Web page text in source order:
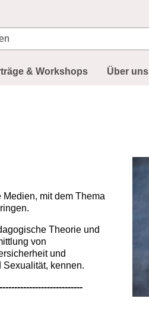
& Workshops Über uns
mit dem Thema
Theorie und
von
und
kennen.